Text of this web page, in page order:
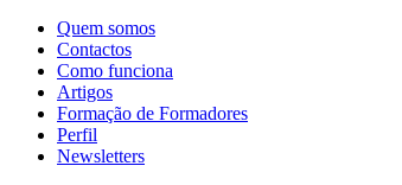
Quem somos
Contactos
Como funciona
Artigos
Formação de Formadores
Perfil
Newsletters